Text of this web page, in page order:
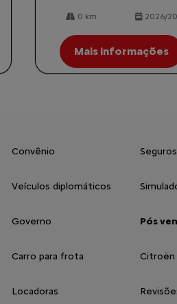
0 km 2026/
Mais informações
Convênio
Veículos diplomáticos
Governo
Carro para frota
Locadoras
Seguros
Pós
Citroën